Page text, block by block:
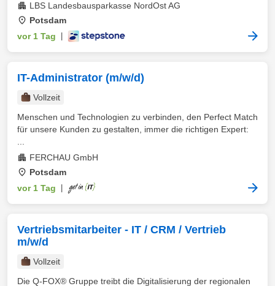
LBS Landesbausparkasse NordOst AG
Potsdam
vor 1 Tag
IT-Administrator (m/w/d)
Vollzeit
Menschen und Technologien zu verbinden, den Perfect Match
für unsere Kunden zu gestalten, immer die richtigen Expert:
FERCHAU GmbH
Potsdam
vor 1 Tag
Vertriebsmitarbeiter - IT / CRM / Vertrieb
m/w/d
Vollzeit
Die Q-FOX® Gruppe treibt die Digitalisierung der regionalen